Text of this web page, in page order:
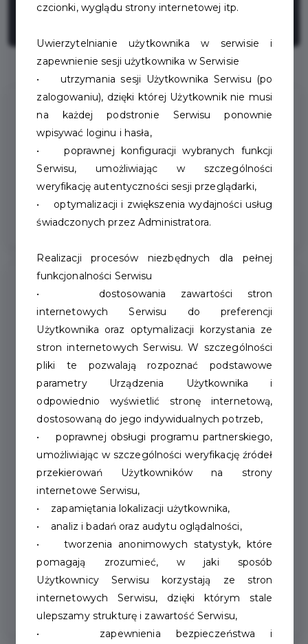
Udogodnienia
Akceptuje zwierzęta
Parking dla gości
Kontakt
602702275
dunajjedrzej@gmail.com
/j.d.bikes?
igsh=MXd4NGdtenRhdW00dA==
/share/1BRkdGi89Y/?mibextid=wwXIfr
Daneadresowe
ul. Wiśniowa (obok hali targowej)
Pon - pt 10:00 - 17:00 Sob - 10:00 - 13:00
czcionki, wyglądu strony internetowej itp.
Uwierzytelnianie użytkownika w serwisie i
zapewnienie sesji użytkownika w Serwisie
• utrzymania sesji Użytkownika Serwisu (po
zalogowaniu), dzięki której Użytkownik nie musi
na każdej podstronie Serwisu ponownie
wpisywać loginu i hasła,
• poprawnej konfiguracji wybranych funkcji
Serwisu, umożliwiając w szczególności
weryfikację autentyczności sesji przeglądarki,
• optymalizacji i zwiększenia wydajności usług
świadczonych przez Administratora.
Realizacji procesów niezbędnych dla pełnej
funkcjonalności Serwisu
• dostosowania zawartości stron
internetowych Serwisu do preferencji
Użytkownika oraz optymalizacji korzystania ze
stron internetowych Serwisu. W szczególności
pliki te pozwalają rozpoznać podstawowe
parametry Urządzenia Użytkownika i
odpowiednio wyświetlić stronę internetową,
dostosowaną do jego indywidualnych potrzeb,
• poprawnej obsługi programu partnerskiego,
umożliwiając w szczególności weryfikację źródeł
przekierowań Użytkowników na strony
internetowe Serwisu,
• zapamiętania lokalizacji użytkownika,
• analiz i badań oraz audytu oglądalności,
• tworzenia anonimowych statystyk, które
pomagają zrozumieć, w jaki sposób
Użytkownicy Serwisu korzystają ze stron
internetowych Serwisu, dzięki którym stale
ulepszamy strukturę i zawartość Serwisu,
• zapewnienia bezpieczeństwa i